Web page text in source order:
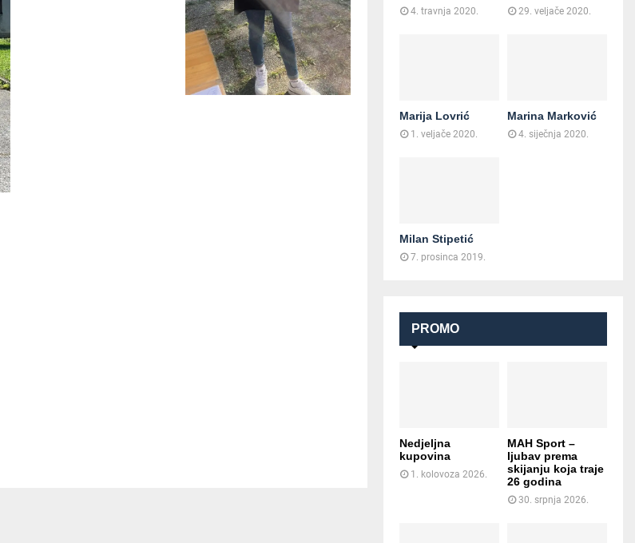
4. travnja 2020. 29. veljače 2020.
Marija Lovrić
1. veljače 2020.
Marina Marković
4. siječnja 2020.
Milan Stipetić
7. prosinca 2019.
PROMO
Nedjeljna
kupovina
1. kolovoza 2026.
MAH Sport –
ljubav prema
skijanju koja traje
26 godina
30. srpnja 2026.